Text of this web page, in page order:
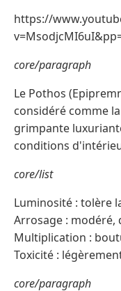
https://
core/paragraph
Le Pothos
considéré comme
grimpante
conditions
core/list
Luminosité : tolère
Arrosage : modéré,
Multiplication :
Toxicité :
core/paragraph